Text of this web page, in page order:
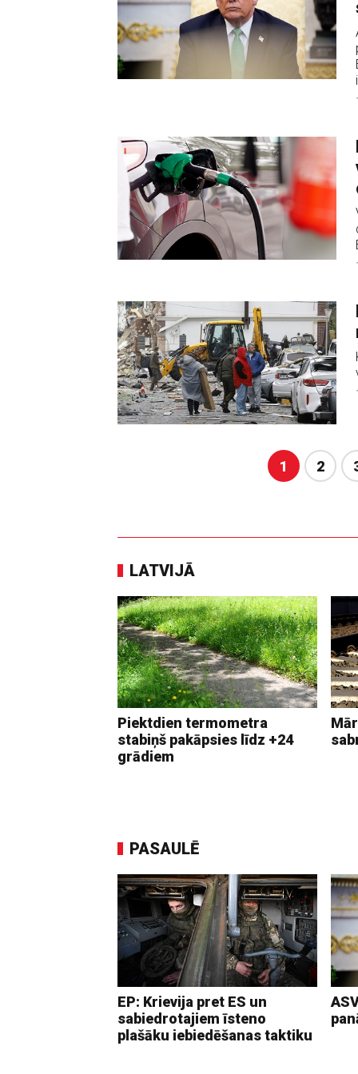
1 2
LATVIJĀ
Piektdien termometra
stabiņš pakāpsies līdz +24
grādiem
PASAULĒ
EP: Krievija pret ES un
sabiedrotajiem īsteno
plašāku iebiedēšanas taktiku